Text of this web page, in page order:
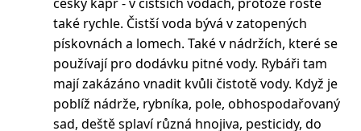
také rychle. Čistší voda bývá v zatopených
pískovnách a lomech. Také v nádržích, které se
používají pro dodávku pitné vody. Rybáři tam
mají zakázáno vnadit kvůli čistotě vody. Když je
poblíž nádrže, rybníka, pole, obhospodařovaný
sad, deště splaví různá hnojiva, pesticidy, do